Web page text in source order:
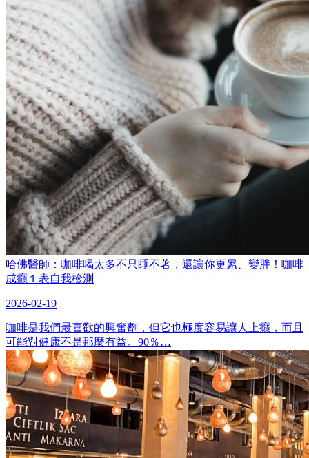
哈佛醫師：咖啡喝太多不只睡不著，還讓你更累、變胖！咖啡
成癮１表自我檢測
2026-02-19
咖啡是我們最喜歡的興奮劑，但它也極度容易讓人上癮，而且
可能對健康不是那麼有益。90％…